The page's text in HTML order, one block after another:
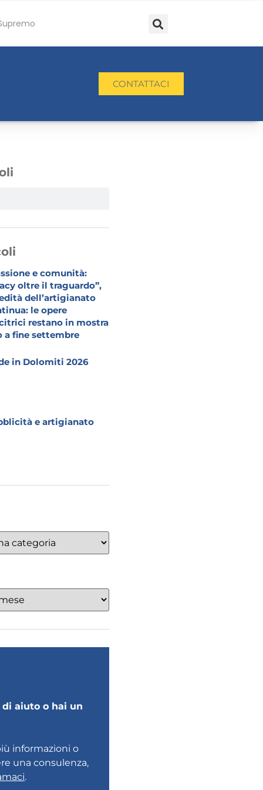
CONTATTACI
e comunità:
oltre il traguardo”,
dell’artigianato
le opere
restano in mostra
a fine settembre
in Dolomiti 2026
e artigianato
aiuto o hai un
informazioni o
una consulenza,
.